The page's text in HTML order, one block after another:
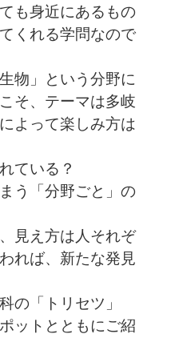
も身近にあるもの
くれる学問なので
物」という分野に
そ、テーマは多岐
よって楽しみ方は
ている？
う「分野ごと」の
見え方は人それぞ
れば、新たな発見
の「トリセツ」
ットとともにご紹